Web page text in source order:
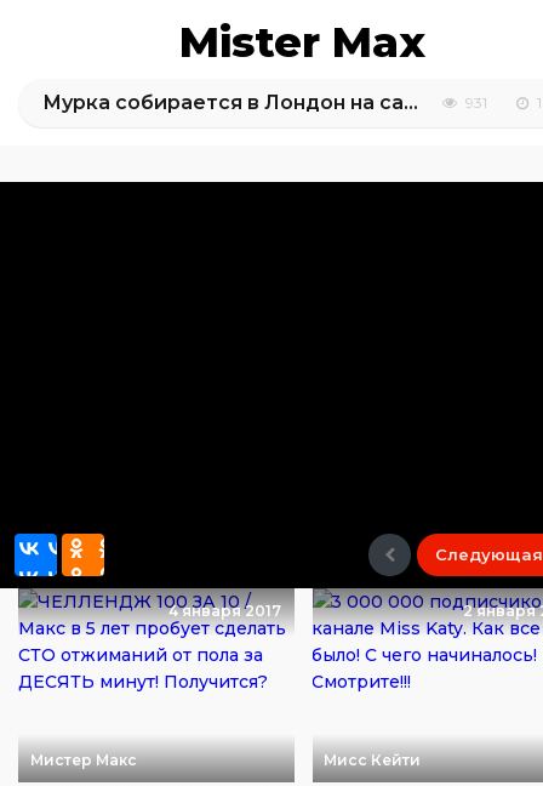
Mister Max
Мурка собирается в Лондон на самолете / СПА процедуры / выбор новой переноски для полетов 931
Следующая
4 января 2017
Мистер Макс
2 января
Мисс Кейти